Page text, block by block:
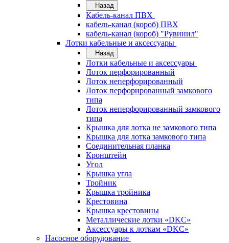
Назад
Кабель-канал ПВХ
кабель-канал (короб) ПВХ
кабель-канал (короб) "Рувинил"
Лотки кабельные и аксессуары
Назад
Лотки кабельные и аксессуары
Лоток перфорированный
Лоток неперфорированный
Лоток перфорированный замкового
типа
Лоток неперфорированный замкового
типа
Крышка для лотка не замкового типа
Крышка для лотка замкового типа
Соединительная планка
Кронштейн
Угол
Крышка угла
Тройник
Крышка тройника
Крестовина
Крышка крестовины
Металлические лотки «DKC»
Аксессуары к лоткам «DKC»
Насосное оборудование